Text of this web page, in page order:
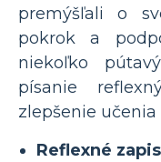
premýšľali o
pokrok a
niekoľko
písanie
zlepšenie
Reflexné